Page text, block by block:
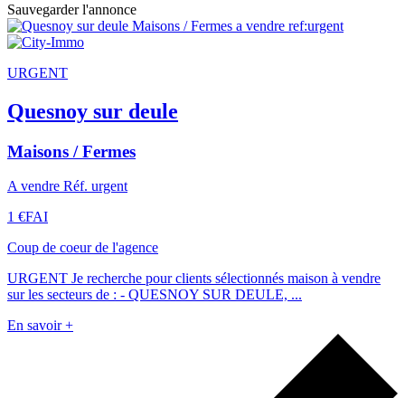
Sauvegarder l'annonce
URGENT
Quesnoy sur deule
Maisons / Fermes
A vendre Réf. urgent
1 €FAI
Coup de coeur de l'agence
URGENT Je recherche pour clients sélectionnés maison à vendre
sur les secteurs de : - QUESNOY SUR DEULE, ...
En savoir +